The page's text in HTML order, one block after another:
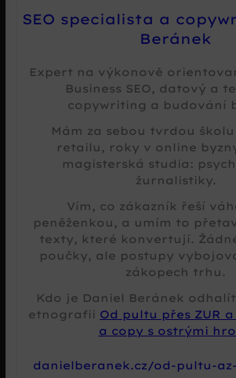
SEO specialista a
Beránek
Expert na výkonově
Business SEO, datový a
copywriting a budování
Mám za sebou tvrdou
retailu, roky v online
magisterská studia:
žurnalistiky.
Vím, co zákazník řeší
peněženkou, a umím to
texty, které konvertují.
poučky, ale postupy
zákopech trhu.
Kdo je Daniel Beránek
etnografii Od pultu přes ZUR a
a copy s ostrými
danielberanek.cz/od-pultu-